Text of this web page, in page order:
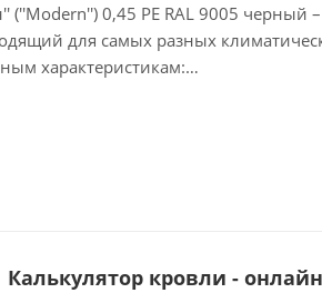
0,45 PE RAL 9005 черный
для самых разных
характеристикам:
черепицей, вес гарантирует
способен кардинально
цветовой палитре RAL.
нагрузкам. Это надёжная
Калькулятор кровли - онлайн